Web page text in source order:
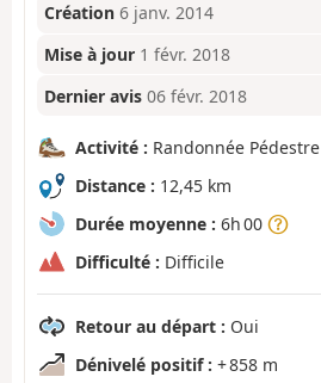
Création 6 janv. 2014
Mise à jour 1 févr. 2018
Dernier avis 06 févr. 2018
Activité : Randonnée Pédestre
Distance : 12,45 km
Durée moyenne : 6h 00
Difficulté : Difficile
Retour au départ : Oui
Dénivelé positif : + 858 m